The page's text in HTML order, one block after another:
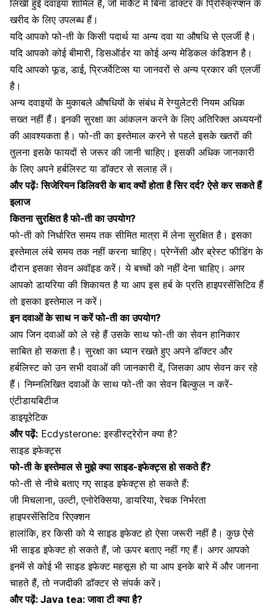
लिखी हुई दवाइयां शामिल हैं, जो मार्केट में बिना डॉक्टर के प्रिस्क्रिप्शन के
खरीद के लिए उपलब्ध हैं।
यदि आपको फो-ती के किसी पदार्थ या अन्य दवा या औषधि से एलर्जी है।
यदि आपको कोई बीमारी, डिसऑर्डर या कोई अन्य मेडिकल कंडिशन है।
यदि आपको फूड, डाई, प्रिजर्वेटिव्स या जानवरों से अन्य प्रकार की एलर्जी
है।
अन्य दवाइयों के मुकाबले औषधियों के संबंध में रेग्युलेटरी नियम अधिक
सख्त नहीं हैं। इनकी सुरक्षा का आंकलन करने के लिए अतिरिक्त अध्ययनों
की आवश्यकता है। फो-ती का इस्तेमाल करने से पहले इसके खतरों की
तुलना इसके फायदों से जरूर की जानी चाहिए। इसकी अधिक जानकारी
के लिए अपने हर्बलिस्ट या डॉक्टर से सलाह लें।
और पढ़ेंःसिजेरियन डिलिवरी के बाद क्यों होता है सिर दर्द? ऐसे कर सकते हैं
इलाज
कितना सुरक्षित है फो-ती का उपयोग?
फो-ती को निर्धारित समय तक सीमित मात्रा में लेना सुरक्षित है। इसका
इस्तेमाल लंबे समय तक नहीं करना चाहिए। प्रेग्नेंसी और ब्रेस्ट फीडिंग के
दौरान इसका सेवन अवॉइड करें। ये बच्चों को नहीं देना चाहिए। अगर
आपको डायरिया की शिकायत है या आप इस हर्ब के प्रति हाइपरसेंसिटिव हैं
तो इसका इस्तेमाल न करें।
इन दवाओं के साथ न करें फो-ती का उपयोग?
आप जिन दवाओं को ले रहे हैं उसके साथ फो-ती का सेवन हानिकार
साबित हो सकता है। सुरक्षा का ध्यान रखते हुए अपने डॉक्टर और
हर्बलिस्ट को उन सभी दवाओं की जानकारी दें, जिसका आप सेवन कर रहे
हैं। निम्नलिखित दवाओं के साथ फो-ती का सेवन बिल्कुल न करें-
एंटीडायबिटीज
डाइयूरेटिक
और पढ़ें: Ecdysterone: इस्डीस्ट्रेरोन क्या है?
साइड इफेक्ट्स
फो-ती के इस्तेमाल से मुझे क्या साइड-इफेक्ट्स हो सकते हैं?
फो-ती से नीचे बताए गए साइड इफेक्ट्स हो सकते हैं:
जी मिचलाना, उल्टी,एनोरेक्सिया, डायरिया, रेचक निर्भरता
हाइपरसेंसिटिव रिएक्शन
हालांकि, हर किसी को ये साइड इफेक्ट हो ऐसा जरूरी नहीं है। कुछ ऐसे
भी साइड इफेक्ट हो सकते हैं,जो ऊपर बताए नहीं गए हैं। अगर आपको
इनमें से कोई भी साइड इफेक्ट महसूस हो या आप इनके बारे में और जानना
चाहते हैं, तो नजदीकी डॉक्टर से संपर्क करें।
और पढ़ें: Java tea: जावा टी क्या है?